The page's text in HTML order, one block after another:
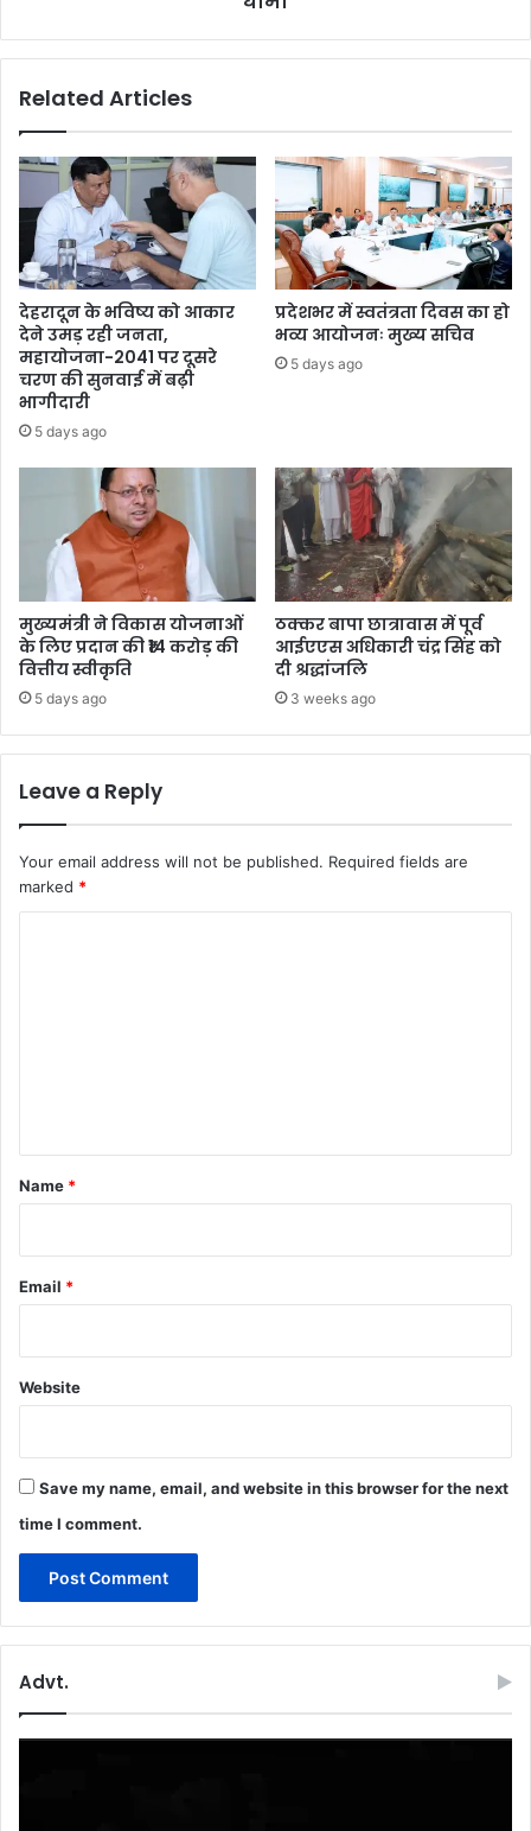
Related Articles
देहरादून के भविष्य को आकार
देने उमड़ रही जनता,
महायोजना-2041 पर दूसरे
चरण की सुनवाई में बढ़ी
भागीदारी
5 days ago
प्रदेशभर में स्वतंत्रता दिवस का हो
भव्य आयोजनः मुख्य सचिव
5 days ago
मुख्यमंत्री ने विकास योजनाओं
के लिए प्रदान की ₹14 करोड़ की
वित्तीय स्वीकृति
5 days ago
ठक्कर बापा छात्रावास में पूर्व
आईएएस अधिकारी चंद्र सिंह को
दी श्रद्धांजलि
3 weeks ago
Leave a Reply
Your email address will not be published. Required fields are
marked *
*
Name *
Email *
Website
Save my name, email, and website in this browser for the next
time I comment.
Advt.